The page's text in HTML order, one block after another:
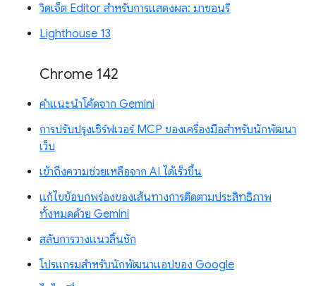
วิดเจ็ต Editor สำหรับการแสดงผล: มาซอนรี
Lighthouse 13
Chrome 142
คำแนะนำโค้ดจาก Gemini
การปรับปรุงเซิร์ฟเวอร์ MCP ของเครื่องมือสำหรับนักพัฒนา
เว็บ
เข้าถึงความช่วยเหลือจาก AI ได้เร็วขึ้น
แก้ไขข้อบกพร่องของเส้นทางการติดตามประสิทธิภาพ
ทั้งหมดด้วย Gemini
สลับการวางแนวลิ้นชัก
โปรแกรมสำหรับนักพัฒนาแอปของ Google